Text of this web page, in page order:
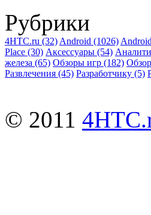
Рубрики
4HTC.ru (32) Android (1026)
Place (30) Аксессуары (54)
железа (65) Обзоры игр (182)
Развлечения (45) Разработчику (5)
© 2011